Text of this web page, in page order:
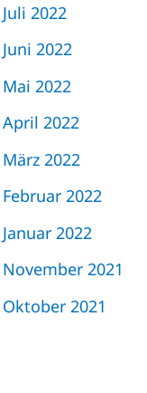
Juli 2022
Juni 2022
Mai 2022
April 2022
März 2022
Februar 2022
Januar 2022
November 2021
Oktober 2021